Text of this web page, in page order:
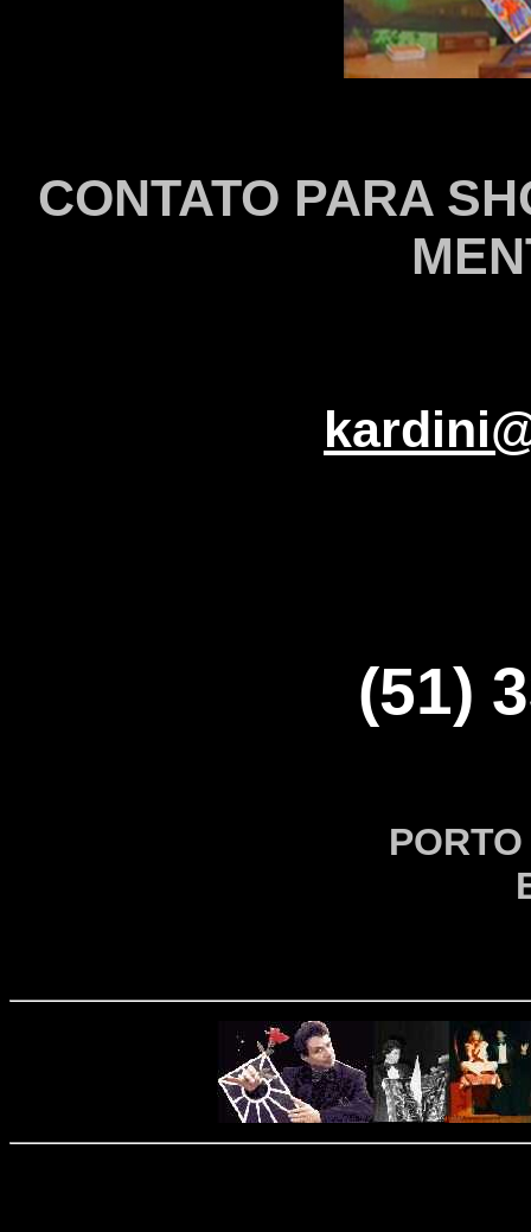
CONTATO PARA
(51)